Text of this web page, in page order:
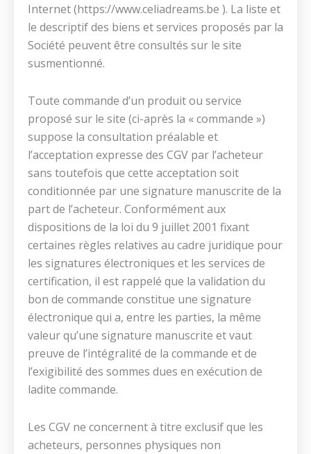
Internet (https://www.celiadreams.be ). La liste et
le descriptif des biens et services proposés par la
Société peuvent être consultés sur le site
susmentionné.
Toute commande d’un produit ou service
proposé sur le site (ci-après la « commande »)
suppose la consultation préalable et
l’acceptation expresse des CGV par l’acheteur
sans toutefois que cette acceptation soit
conditionnée par une signature manuscrite de la
part de l’acheteur. Conformément aux
dispositions de la loi du 9 juillet 2001 fixant
certaines règles relatives au cadre juridique pour
les signatures électroniques et les services de
certification, il est rappelé que la validation du
bon de commande constitue une signature
électronique qui a, entre les parties, la même
valeur qu’une signature manuscrite et vaut
preuve de l’intégralité de la commande et de
l’exigibilité des sommes dues en exécution de
ladite commande.
Les CGV ne concernent à titre exclusif que les
acheteurs, personnes physiques non